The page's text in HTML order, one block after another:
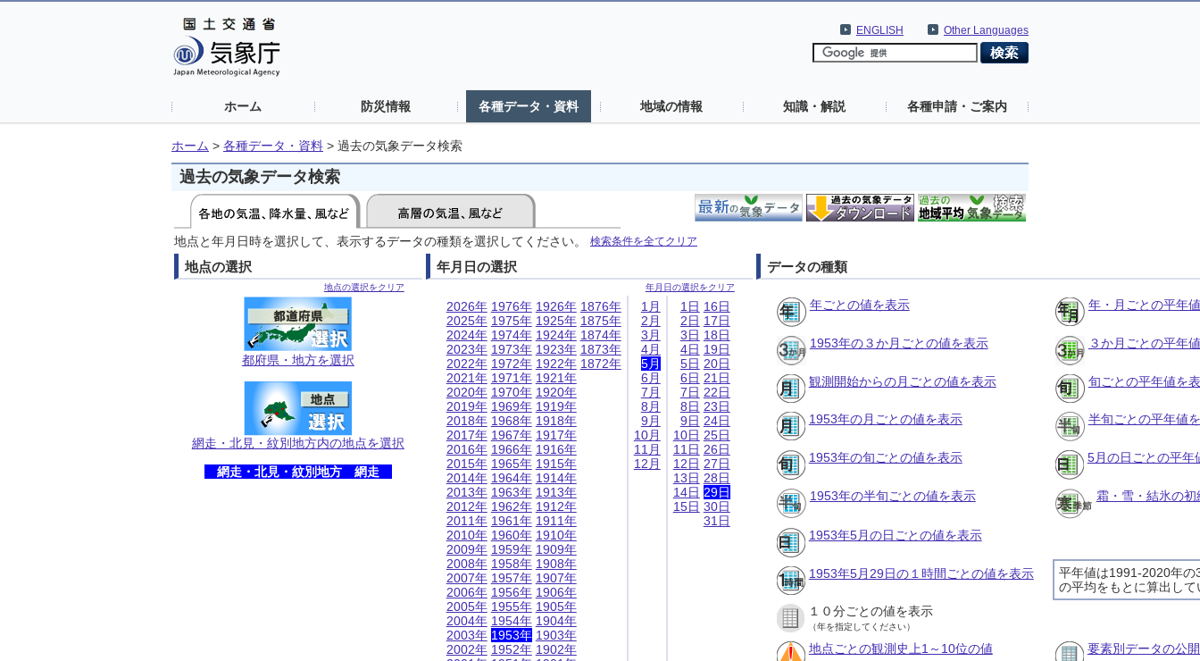
Other Languages
ENGLISH
ホーム 防災情報 各種データ・資料 地域の情報 知識・解説 各種申請・ご案内
ホーム > 各種データ・資料 > 過去の気象データ検索
過去の気象データ検索
地点と年月日時を選択して、表示するデータの種類を選択してください。 検索条件を全てクリア
地点の選択
地点の選択をクリア
都府県・地方を選択
網走・北見・紋別地方内の地点を選択
網走・北見・紋別地方 網走
年月日の選択
年月日の選択をクリア
2026年
2025年
2024年
2023年
2022年
2021年
2020年
2019年
2018年
2017年
2016年
2015年
2014年
2013年
2012年
2011年
2010年
2009年
2008年
2007年
2006年
2005年
2004年
2003年
2002年
1976年
1975年
1974年
1973年
1972年
1971年
1970年
1969年
1968年
1967年
1966年
1965年
1964年
1963年
1962年
1961年
1960年
1959年
1958年
1957年
1956年
1955年
1954年
1953年
1952年
1926年
1925年
1924年
1923年
1922年
1921年
1920年
1919年
1918年
1917年
1916年
1915年
1914年
1913年
1912年
1911年
1910年
1909年
1908年
1907年
1906年
1905年
1904年
1903年
1902年
1876年
1875年
1874年
1873年
1872年
1月
2月
3月
4月
5月
6月
7月
8月
9月
10月
11月
12月
1日
2日
3日
4日
5日
6日
7日
8日
9日
10日
11日
12日
13日
14日
15日
16日
17日
18日
19日
20日
21日
22日
23日
24日
25日
26日
27日
28日
29日
30日
31日
データの種類
年ごとの値を表示 年・月ごとの平年
1953年の３か月ごとの値を表示 ３か月ごとの平年
観測開始からの月ごとの値を表示 旬ごとの平年値を
1953年の月ごとの値を表示 半旬ごとの平年値
1953年の旬ごとの値を表示 5月の日ごとの平年
1953年の半旬ごとの値を表示 霜・雪・結氷の
1953年5月の日ごとの値を表示
平年値は1991-2020年の
の平均をもとに算出して
1953年5月29日の１時間ごとの値を表示
１０分ごとの値を表示
（年を指定してください）
地点ごとの観測史上1～10位の値 要素別データの公